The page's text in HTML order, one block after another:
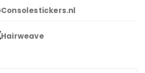
Consolestickers.nl
Hairweave